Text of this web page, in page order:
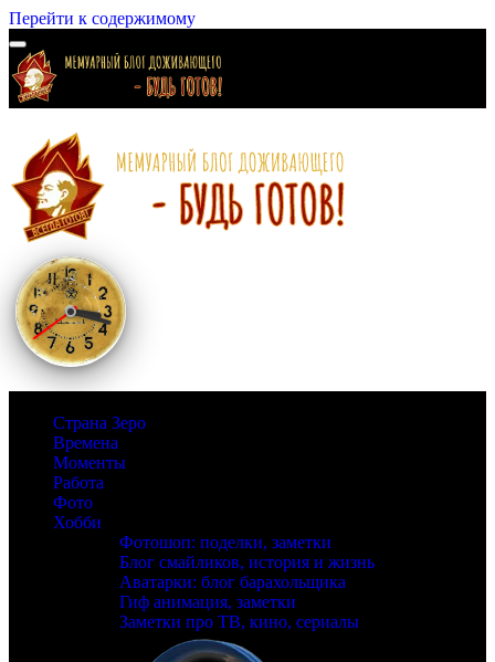
Перейти к содержимому
Страна Зеро
Времена
Моменты
Работа
Фото
Хобби
Фотошоп: поделки, заметки
Блог смайликов, история и жизнь
Аватарки: блог барахольщика
Гиф анимация, заметки
Заметки про ТВ, кино, сериалы